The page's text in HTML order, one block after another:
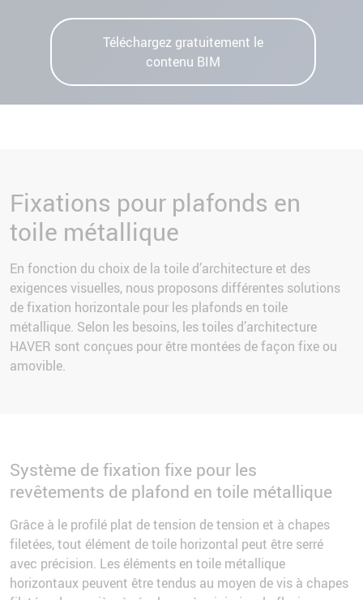
Téléchargez gratuitement le
contenu BIM
Fixations pour plafonds en
toile métallique
En fonction du choix de la toile d’architecture et des
exigences visuelles, nous proposons différentes solutions
de fixation horizontale pour les plafonds en toile
métallique. Selon les besoins, les toiles d’architecture
HAVER sont conçues pour être montées de façon fixe ou
amovible.
Système de fixation fixe pour les
revêtements de plafond en toile métallique
Grâce à le profilé plat de tension de tension et à chapes
filetées, tout élément de toile horizontal peut être serré
avec précision. Les éléments en toile métallique
horizontaux peuvent être tendus au moyen de vis à chapes